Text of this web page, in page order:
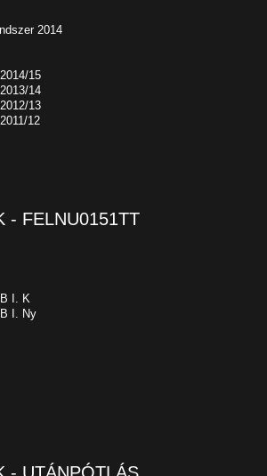
2014
15
14
13
12
- FELNU0151TT
I. K
I. Ny